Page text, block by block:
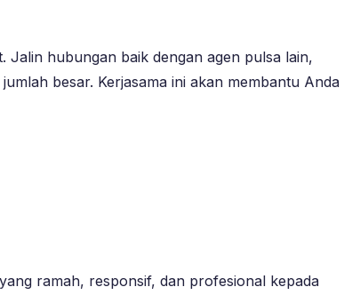
Jalin hubungan baik dengan agen pulsa lain,
besar. Kerjasama ini akan membantu Anda
ramah, responsif, dan profesional kepada